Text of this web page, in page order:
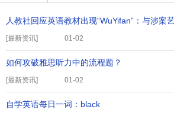
[最新资讯]
人教社回应英语教材出现“WuYifan”：与涉案
01-02
[最新资讯]
如何攻破雅思听力中的流程题？
01-02
自学英语每日一词：black